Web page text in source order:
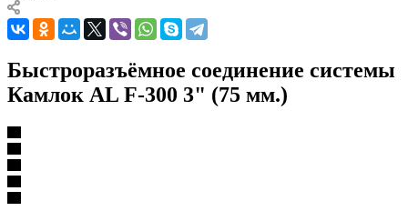
Быстроразъёмное соединение системы
Камлок AL F-300 3" (75 мм.)